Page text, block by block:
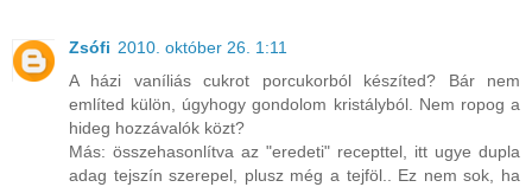
Zsófi 2010. október 26. 1:11
A házi vaníliás cukrot porcukorból készíted? Bár nem
említed külön, úgyhogy gondolom kristályból. Nem ropog a
hideg hozzávalók közt?
Más: összehasonlítva az "eredeti" recepttel, itt ugye dupla
adag tejszín szerepel, plusz még a tejföl.. Ez nem sok, ha